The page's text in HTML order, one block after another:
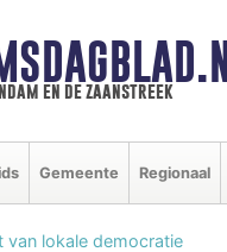
en de zaanstreek
Gemeente Regionaal
van lokale democratie